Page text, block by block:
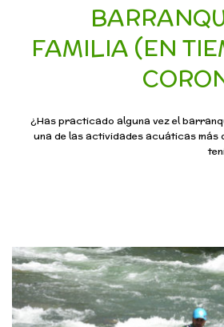
FAMILIA (EN
¿Has practicado alguna vez el
una de las actividades acuáticas más